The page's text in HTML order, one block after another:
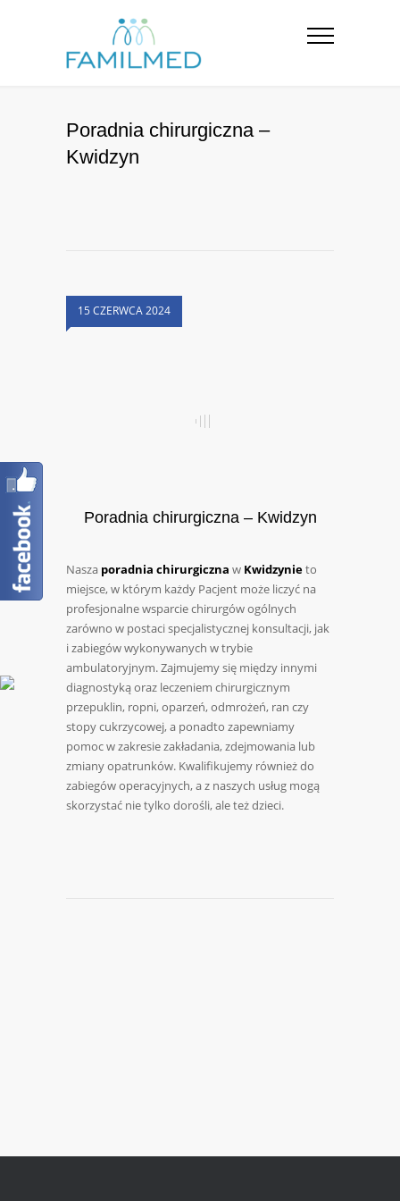
Poradnia chirurgiczna –
Kwidzyn
15 CZERWCA 2024
Poradnia chirurgiczna – Kwidzyn
Nasza poradnia chirurgiczna w Kwidzynieto
miejsce, w którym każdy Pacjent może liczyć na
profesjonalne wsparcie chirurgów ogólnych
zarówno w postaci specjalistycznej konsultacji, jak
i zabiegów wykonywanych w trybie
ambulatoryjnym. Zajmujemy się między innymi
diagnostyką oraz leczeniem chirurgicznym
przepuklin, ropni, oparzeń, odmrożeń, ran czy
stopy cukrzycowej, a ponadto zapewniamy
pomoc w zakresie zakładania, zdejmowania lub
zmiany opatrunków. Kwalifikujemy również do
zabiegów operacyjnych, a z naszych usług mogą
skorzystać nie tylko dorośli, ale też dzieci.